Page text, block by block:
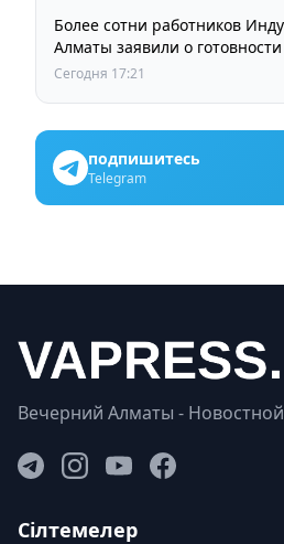
Более сотни работников
Алматы заявили о
выборах членов Курылтая
Сегодня 17:21
подпишитесь
Telegram
Вечерний Алматы -
Сілтемелер